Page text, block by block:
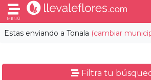
Estas enviando a Tonala (cambiar
MENÚ
Filtra tu